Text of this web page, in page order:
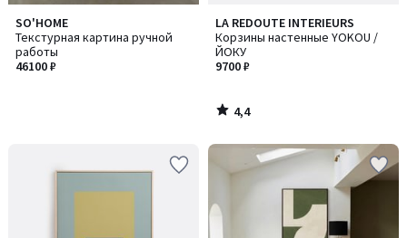
SO'HOME
Текстурная картина ручной
работы
46100 ₽
LA REDOUTE INTERIEURS
Корзины настенные YOKOU /
ЙОКУ
9700 ₽
4,4
/ 5
4,4
/